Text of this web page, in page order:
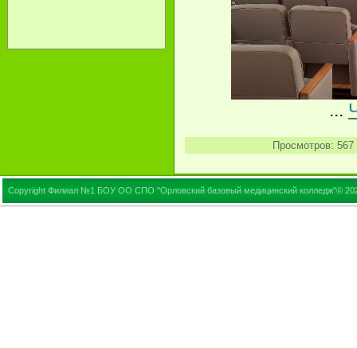
...
Просмотров: 567
Copyright Филиал №1 БОУ ОО СПО "Орловский базовый медицинский колледж"©